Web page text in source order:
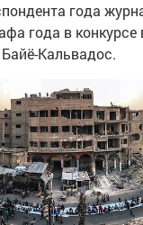
года
года в конкурсе
Кальвадос.